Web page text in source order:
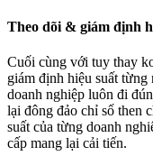
Theo dõi & giám định
Cuối cùng với tuy thay
giám định hiệu suất từng
doanh nghiệp luôn đi
lại đông đảo chỉ số then
suất của từng doanh
cấp mang lại cải tiến.